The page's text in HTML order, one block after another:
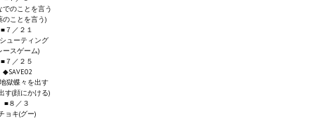
でのことを言う
のことを言う)
■７／２１
ューティング
ースゲーム)
■７／２５
◆SAVE02
獄蝶々を出す
す(顔にかける)
■８／３
ョキ(グー)